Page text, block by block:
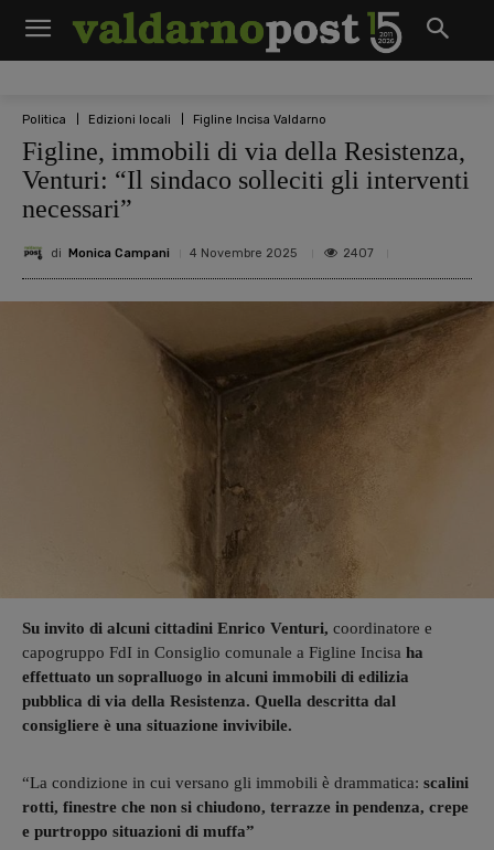
Politica Edizioni locali Figline Incisa Valdarno
Figline, immobili di via della Resistenza,
Venturi: “Il sindaco solleciti gli interventi
necessari”
di Monica Campani 4 Novembre 2025 2407
Su invito di alcuni cittadini Enrico Venturi, coordinatore e
capogruppo FdI in Consiglio comunale a Figline Incisa ha
effettuato un sopralluogo in alcuni immobili di edilizia
pubblica di via della Resistenza. Quella descritta dal
consigliere è una situazione invivibile.
“La condizione in cui versano gli immobili è drammatica: scalini
rotti, finestre che non si chiudono, terrazze in pendenza, crepe
e purtroppo situazioni di muffa”